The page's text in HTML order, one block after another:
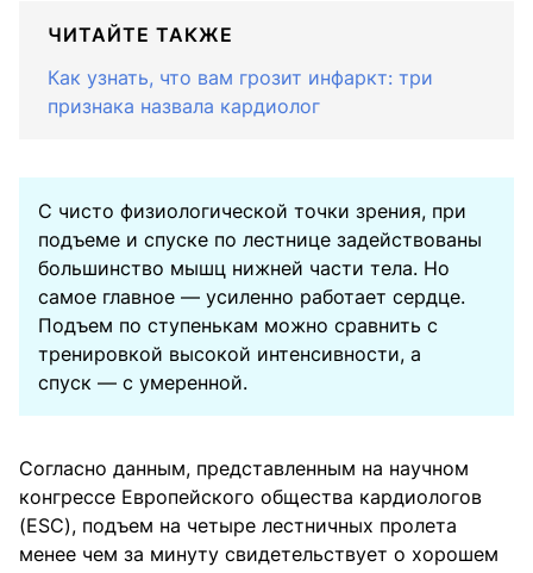
ЧИТАЙТЕ ТАКЖЕ
Как узнать, что вам грозит инфаркт: три
признака назвала кардиолог
С чисто физиологической точки зрения, при
подъеме и спуске по лестнице задействованы
большинство мышц нижней части тела. Но
самое главное — усиленно работает сердце.
Подъем по ступенькам можно сравнить с
тренировкой высокой интенсивности, а
спуск — с умеренной.
Согласно данным, представленным на научном
конгрессе Европейского общества кардиологов
(ESC), подъем на четыре лестничных пролета
менее чем за минуту свидетельствует о хорошем